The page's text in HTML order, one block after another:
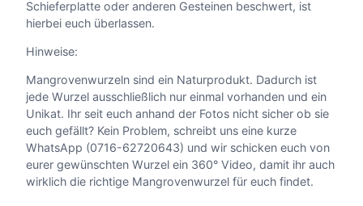
Schieferplatte oder anderen Gesteinen beschwert, ist
hierbei euch überlassen.
Hinweise:
Mangrovenwurzeln sind ein Naturprodukt. Dadurch ist
jede Wurzel ausschließlich nur einmal vorhanden und ein
Unikat. Ihr seit euch anhand der Fotos nicht sicher ob sie
euch gefällt? Kein Problem, schreibt uns eine kurze
WhatsApp (0716-62720643) und wir schicken euch von
eurer gewünschten Wurzel ein 360° Video, damit ihr auch
wirklich die richtige Mangrovenwurzel für euch findet.